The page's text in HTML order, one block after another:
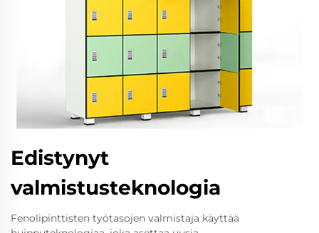
Edistynyt
valmistusteknologia
Fenolipinttisten työtasojen valmistaja käyttää